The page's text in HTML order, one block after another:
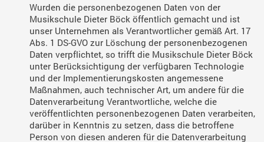
Wurden die personenbezogenen Daten von der
Musikschule Dieter Böck öffentlich gemacht und ist
unser Unternehmen als Verantwortlicher gemäß Art. 17
Abs. 1 DS-GVO zur Löschung der personenbezogenen
Daten verpflichtet, so trifft die Musikschule Dieter Böck
unter Berücksichtigung der verfügbaren Technologie
und der Implementierungskosten angemessene
Maßnahmen, auch technischer Art, um andere für die
Datenverarbeitung Verantwortliche, welche die
veröffentlichten personenbezogenen Daten verarbeiten,
darüber in Kenntnis zu setzen, dass die betroffene
Person von diesen anderen für die Datenverarbeitung